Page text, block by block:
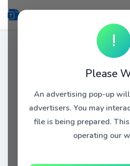
!
Please
An advertising pop-up
advertisers. You may
file is being prepared.
operating our